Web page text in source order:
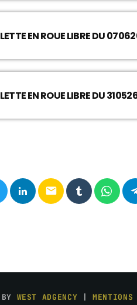
COLETTE EN ROUE LIBRE DU
COLETTE EN ROUE LIBRE DU
email
WEST ADGENCY |MENTIONS